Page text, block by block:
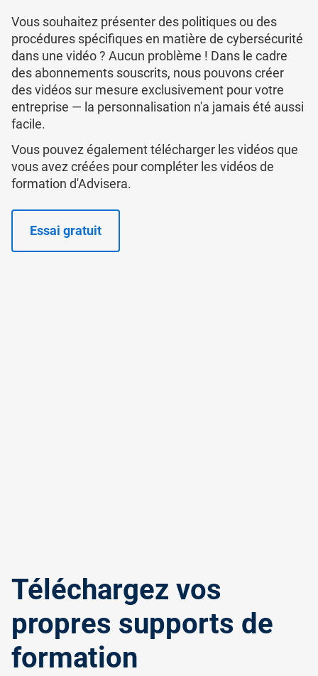
Vous souhaitez présenter des politiques ou des
procédures spécifiques en matière de cybersécurité
dans une vidéo ? Aucun problème ! Dans le cadre
des abonnements souscrits, nous pouvons créer
des vidéos sur mesure exclusivement pour votre
entreprise — la personnalisation n'a jamais été aussi
facile.
Vous pouvez également télécharger les vidéos que
vous avez créées pour compléter les vidéos de
formation d'Advisera.
Essai gratuit
Téléchargez vos
propres supports de
formation